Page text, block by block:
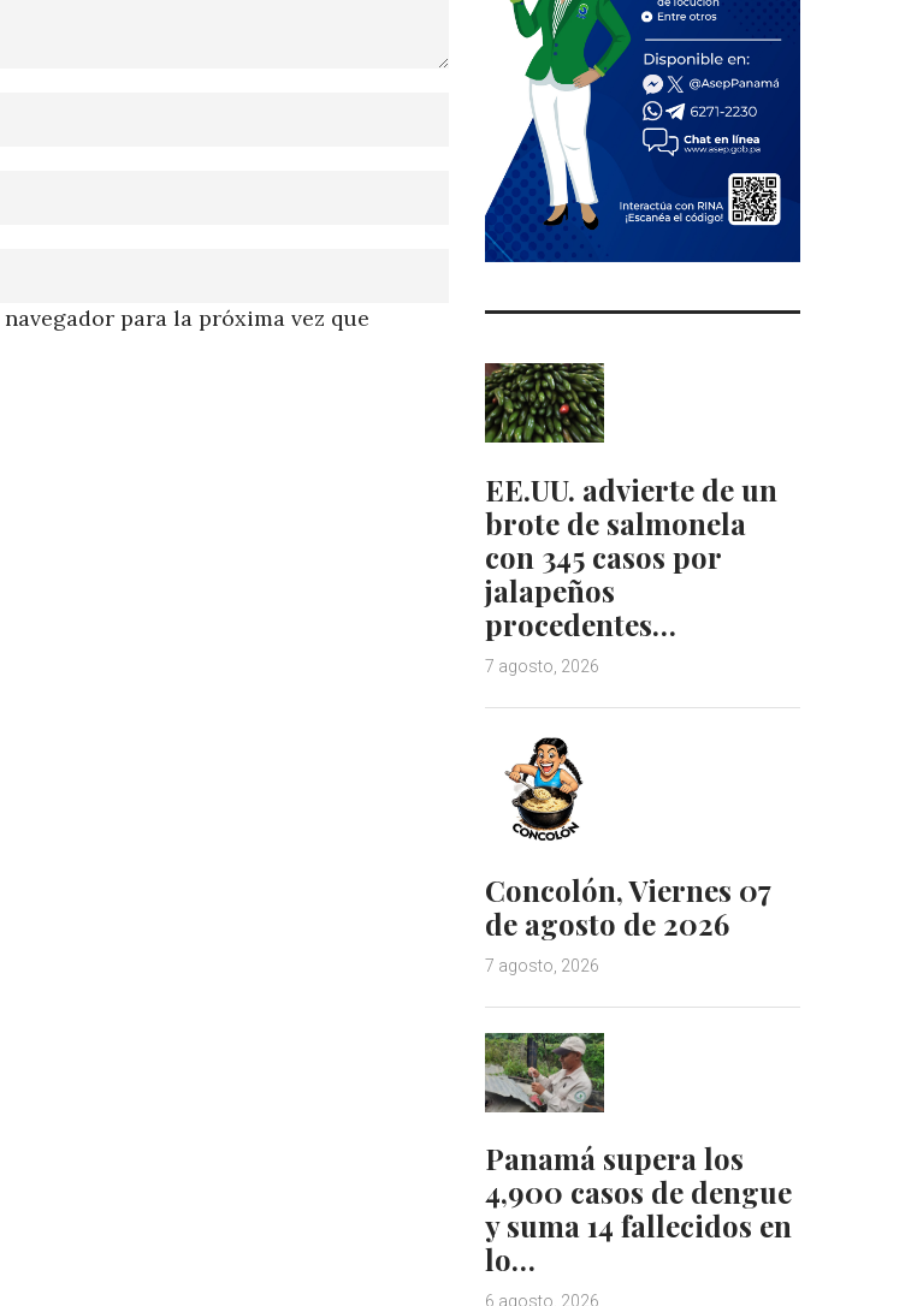
para la próxima vez que
EE.UU. advierte de un
brote de salmonela
con 345 casos por
jalapeños
procedentes…
7 agosto, 2026
Concolón, Viernes 07
de agosto de 2026
7 agosto, 2026
Panamá supera los
4,900 casos de dengue
y suma 14 fallecidos en
lo…
6 agosto, 2026